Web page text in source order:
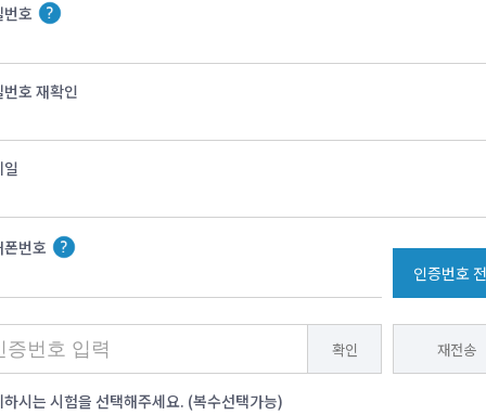
번호
번호 재확인
일
번호
인증번호
확인 재전송
하시는 시험을 선택해주세요. (복수선택가능)